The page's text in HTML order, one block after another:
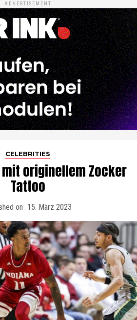
ADVERTISEMENT
CELEBRITIES
originellem Zocker
Tattoo
on 15. März 2023